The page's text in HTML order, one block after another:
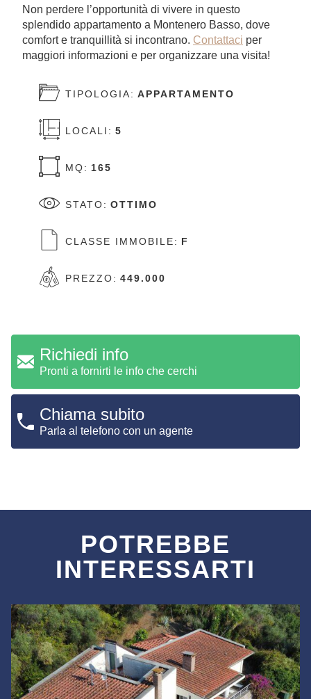
Non perdere l’opportunità di vivere in questo
splendido appartamento a Montenero Basso, dove
comfort e tranquillità si incontrano. Contattaci per
maggiori informazioni e per organizzare una visita!
TIPOLOGIA: APPARTAMENTO
LOCALI: 5
MQ: 165
STATO: OTTIMO
CLASSE IMMOBILE: F
PREZZO: 449.000
Richiedi info
Pronti a fornirti le info che cerchi
Chiama subito
Parla al telefono con un agente
POTREBBE
INTERESSARTI